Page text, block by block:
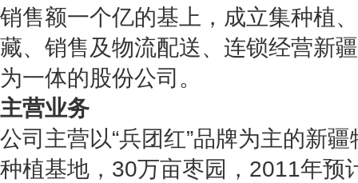
销售额一个亿的基上，成立集种植
藏、销售及物流配送、连锁经营新
为一体的股份公司。
主营业务
公司主营以“兵团红”品牌为主的新
种植基地，30万亩枣园，2011年预